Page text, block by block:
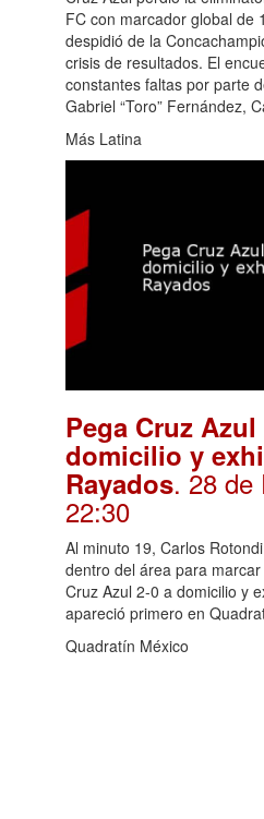
FC con marcador global de
despidió de la
crisis de resultados. El
constantes faltas por parte
Gabriel “Toro” Fernández,
Más Latina
Pega Cruz Azul
domicilio y
Rayados. 28 de
22:30
Al minuto 19, Carlos
dentro del área para
Cruz Azul 2-0 a domicilio y
apareció primero en
Quadratín México